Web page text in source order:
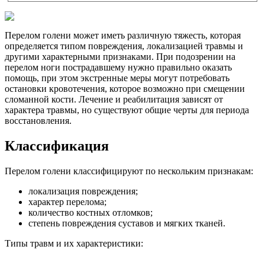
Перелом голени может иметь различную тяжесть, которая
определяется типом повреждения, локализацией травмы и
другими характерными признаками. При подозрении на
перелом ноги пострадавшему нужно правильно оказать
помощь, при этом экстренные меры могут потребовать
остановки кровотечения, которое возможно при смещении
сломанной кости. Лечение и реабилитация зависят от
характера травмы, но существуют общие черты для периода
восстановления.
Классификация
Перелом голени классифицируют по нескольким признакам:
локализация повреждения;
характер перелома;
количество костных отломков;
степень повреждения суставов и мягких тканей.
Типы травм и их характеристики: